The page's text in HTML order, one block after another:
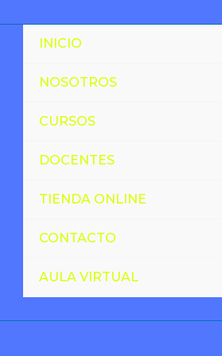
INICIO
NOSOTROS
CURSOS
DOCENTES
TIENDA ONLINE
CONTACTO
AULA VIRTUAL